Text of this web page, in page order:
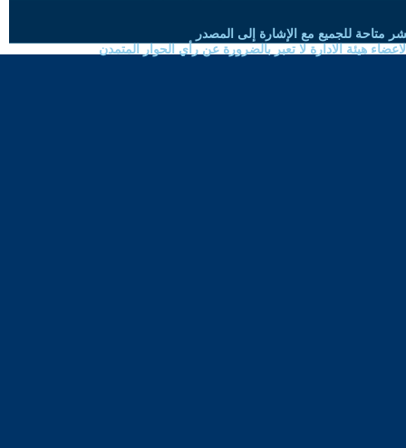
متاحة للجميع مع الإشارة إلى المصدر
هيئة الادارة لا تعبر بالضرورة عن رأي الحوار المتمدن